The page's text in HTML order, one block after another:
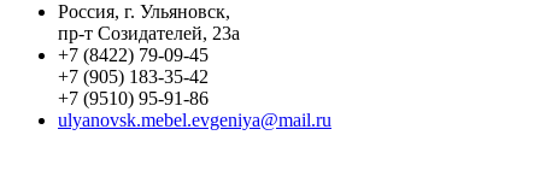
Россия, г. Ульяновск,
пр-т Созидателей, 23а
+7 (8422) 79-09-45
+7 (905) 183-35-42
+7 (9510) 95-91-86
ulyanovsk.mebel.evgeniya@mail.ru